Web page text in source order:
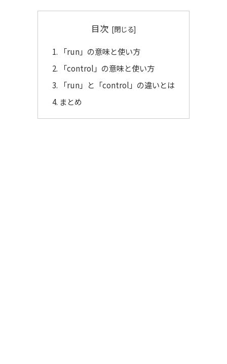
目次
「run」の意味と使い方
「control」の意味と使い方
「run」と「control」の違いとは
まとめ